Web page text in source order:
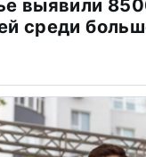
выявили
среди